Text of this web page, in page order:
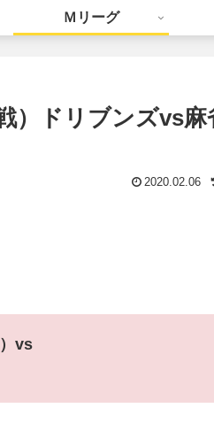
Ｍリーグ
）ドリブンズvs麻
2020.02.06
vs